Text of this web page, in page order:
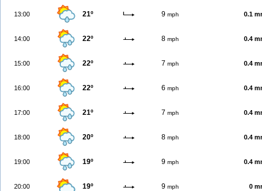
13:00 21º 9 mph 0.1
14:00 22º 8 mph 0.4
15:00 22º 7 mph 0.4
16:00 22º 6 mph 0.4
17:00 21º 7 mph 0.4
18:00 20º 8 mph 0.4
19:00 19º 9 mph 0.4
20:00 19º 9 mph 0